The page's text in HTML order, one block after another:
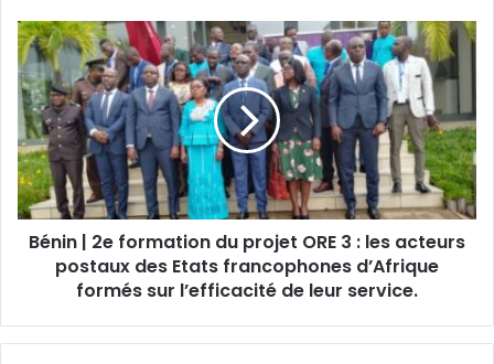
Bénin | 2e formation du projet ORE 3 : les acteurs
postaux des Etats francophones d’Afrique
formés sur l’efficacité de leur service.